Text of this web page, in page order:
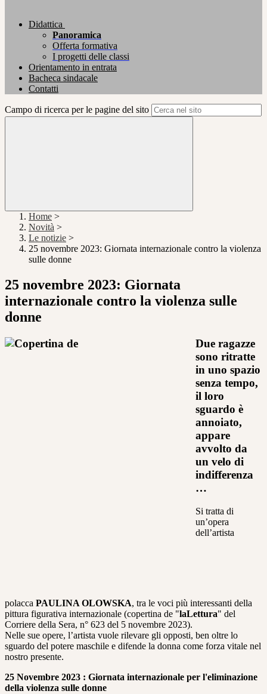
Didattica
Panoramica
Offerta formativa
I progetti delle classi
Orientamento in entrata
Bacheca sindacale
Contatti
Campo di ricerca per le pagine del sito
Home >
Novità >
Le notizie >
25 novembre 2023: Giornata internazionale contro la violenza
sulle donne
25 novembre 2023: Giornata
internazionale contro la violenza sulle
donne
Due ragazze
sono ritratte
in uno spazio
senza tempo,
il loro
sguardo è
annoiato,
appare
avvolto da
un velo di
indifferenza
…
Si tratta di
un’opera
dell’artista
polacca PAULINA OLOWSKA, tra le voci più interessanti della
pittura figurativa internazionale (copertina de "laLettura" del
Corriere della Sera, n° 623 del 5 novembre 2023).
Nelle sue opere, l’artista vuole rilevare gli opposti, ben oltre lo
sguardo del potere maschile e difende la donna come forza vitale nel
nostro presente.
25 Novembre 2023 : Giornata internazionale per l'eliminazione
della violenza sulle donne